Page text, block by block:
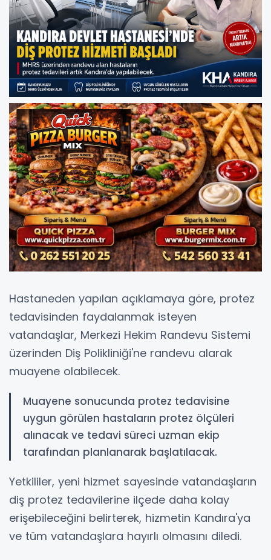
Hastaneden yapılan açıklamaya göre, protez
tedavisinden faydalanmak isteyen
vatandaşlar, Merkezi Hekim Randevu Sistemi
üzerinden Diş Polikliniği'ne randevu alarak
muayene olabilecek.
Muayene sonucunda protez tedavisine
uygun görülen hastaların protez ölçüleri
alınacak ve tedavi süreci uzman ekip
tarafından planlanarak başlatılacak.
Yetkililer, yeni hizmet sayesinde vatandaşların
diş protez tedavilerine ilçede daha kolay
erişebileceğini belirterek, hizmetin Kandıra'ya
ve tüm vatandaşlara hayırlı olmasını diledi.